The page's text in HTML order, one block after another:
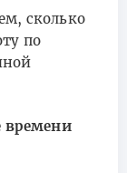
сколько
по
времени